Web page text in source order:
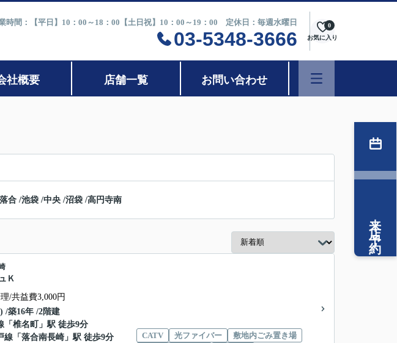
時間：【平日】10：00～18：00【土日祝】10：00～19：00 定休日：毎週水曜日
03-5348-3666 お気に入り
0
社概要 店舗一覧 お問い合わせ
合 /池袋 /中央 /沼袋 /高円寺南
Ｋ
/共益費3,000円
/築16年 /2階建
「 椎名町
」駅 徒歩9分
線 「 落合南長崎 」駅 徒歩9分
CATV 光ファイバー
敷地内ごみ置き場
来店予約